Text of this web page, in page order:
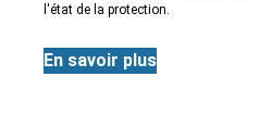
l'état de la protection.
En savoir plus